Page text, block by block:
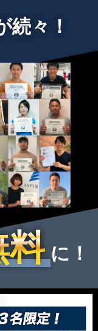
続々！
料 に！